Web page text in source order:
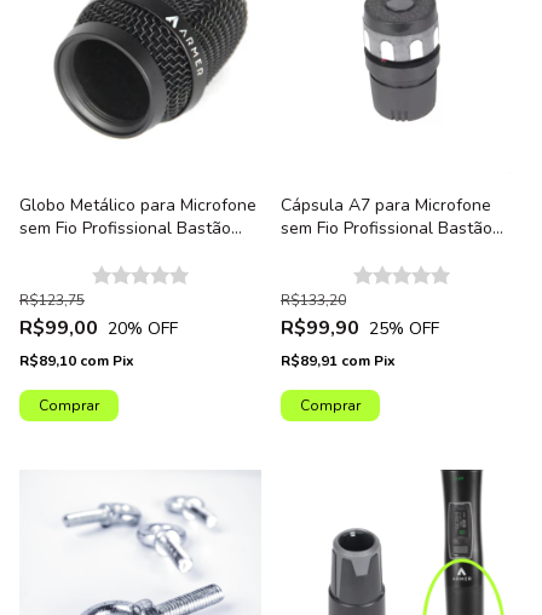
Globo Metálico para Microfone
sem Fio Profissional Bastão
R$99,00
R$123,75
20% OFF
R$89,10 com Pix
Cápsula A7 para Microfone
sem Fio Profissional Bastão
R$99,90
R$133,20
25% OFF
R$89,91 com Pix